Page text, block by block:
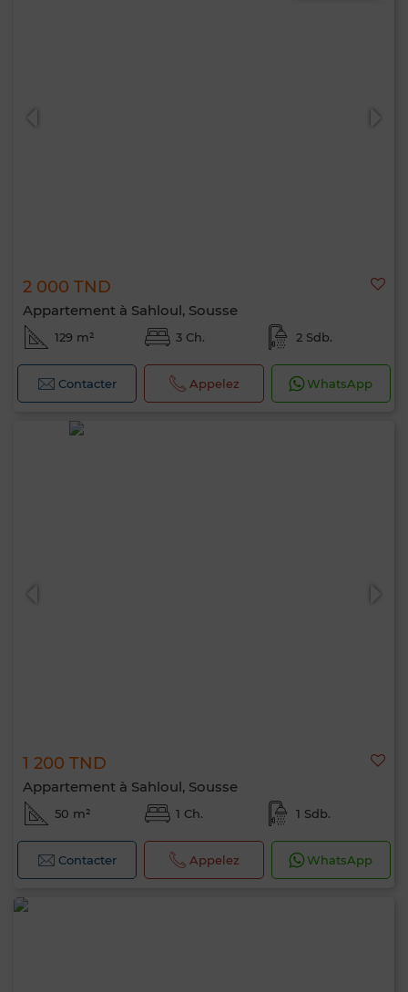
2 000 TND
Appartement à Sahloul, Sousse
129 m² 3 Ch. 2 Sdb.
Contacter Appelez WhatsApp
1 200 TND
Appartement à Sahloul, Sousse
50 m² 1 Ch. 1 Sdb.
Contacter Appelez WhatsApp